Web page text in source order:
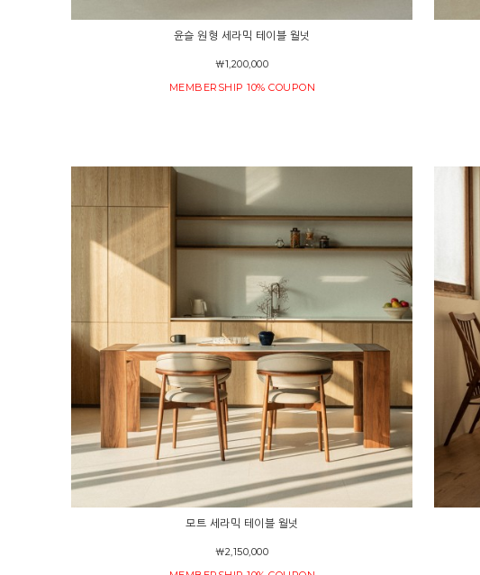
윤슬 원형 세라믹 테이블 월넛
￦1,200,000
MEMBERSHIP 10% COUPON
모트 세라믹 테이블 월넛
￦2,150,000